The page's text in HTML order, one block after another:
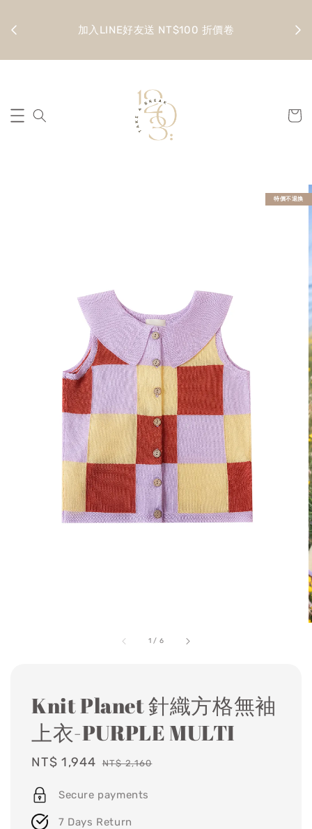
加入LINE好友送 NT$100 折價卷
1 / 6
特價不退換
Knit Planet 針織方格無袖
上衣-PURPLE MULTI
Sale
NT$ 1,944 Regular
NT$ 2,160
Secure payments
7 Days Return